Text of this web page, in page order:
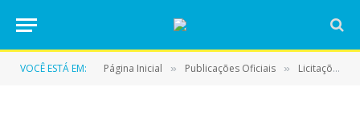
VOCÊ ESTÁ EM: Página Inicial » Publicações Oficiais » Licitações